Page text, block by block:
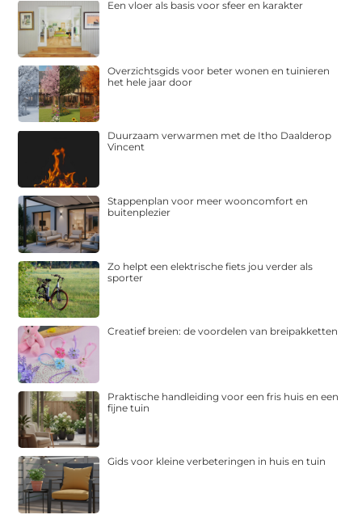
Een vloer als basis voor sfeer en karakter
Overzichtsgids voor beter wonen en tuinieren
het hele jaar door
Duurzaam verwarmen met de Itho Daalderop
Vincent
Stappenplan voor meer wooncomfort en
buitenplezier
Zo helpt een elektrische fiets jou verder als
sporter
Creatief breien: de voordelen van breipakketten
Praktische handleiding voor een fris huis en een
fijne tuin
Gids voor kleine verbeteringen in huis en tuin